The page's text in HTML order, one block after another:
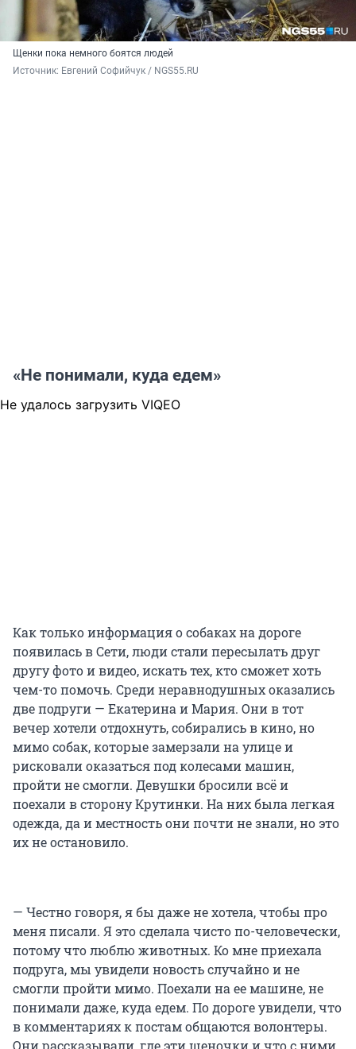
Щенки пока немного боятся людей
Источник: Евгений Софийчук / NGS55.RU
«Не понимали, куда едем»
Не удалось загрузить VIQEO
Как только информация о собаках на дороге
появилась в Сети, люди стали пересылать друг
другу фото и видео, искать тех, кто сможет хоть
чем-то помочь. Среди неравнодушных оказались
две подруги — Екатерина и Мария. Они в тот
вечер хотели отдохнуть, собирались в кино, но
мимо собак, которые замерзали на улице и
рисковали оказаться под колесами машин,
пройти не смогли. Девушки бросили всё и
поехали в сторону Крутинки. На них была легкая
одежда, да и местность они почти не знали, но это
их не остановило.
— Честно говоря, я бы даже не хотела, чтобы про
меня писали. Я это сделала чисто по-человечески,
потому что люблю животных. Ко мне приехала
подруга, мы увидели новость случайно и не
смогли пройти мимо. Поехали на ее машине, не
понимали даже, куда едем. По дороге увидели, что
в комментариях к постам общаются волонтеры.